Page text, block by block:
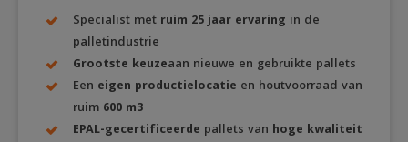
Specialist met ruim 25 jaar ervaring in de
palletindustrie
Grootste keuzeaan nieuwe en gebruikte pallets
Een eigen productielocatie en houtvoorraad van
ruim 600 m3
EPAL-gecertificeerde pallets van hoge kwaliteit